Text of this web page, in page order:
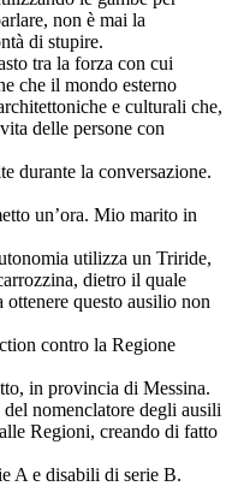
non è mai la
di stupire.
tra la forza con cui
che il mondo esterno
e culturali che,
delle persone con
durante la conversazione.
un’ora. Mio marito in
utilizza un Triride,
dietro il quale
ottenere questo ausilio non
contro la Regione
in provincia di Messina.
nomenclatore degli ausili
Regioni, creando di fatto
A e disabili di serie B.